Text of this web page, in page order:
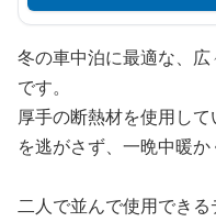
冬の車中泊に最適な、
です。
厚手の断熱材を使用し
を逃がさず、一晩中暖か
二人で並んで使用でき